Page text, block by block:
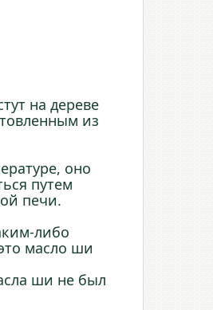
на дереве
из
оно
путем
печи.
либо
масло ши
ши не был